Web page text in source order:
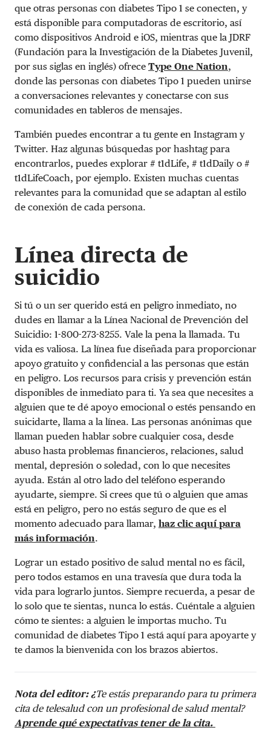
que otras personas con diabetes Tipo 1 se conecten, y
está disponible para computadoras de escritorio, así
como dispositivos Android e iOS, mientras que la JDRF
(Fundación para la Investigación de la Diabetes Juvenil,
por sus siglas en inglés) ofrece Type One Nation,
donde las personas con diabetes Tipo 1 pueden unirse
a conversaciones relevantes y conectarse con sus
comunidades en tableros de mensajes.
También puedes encontrar a tu gente en Instagram y
Twitter. Haz algunas búsquedas por hashtag para
encontrarlos, puedes explorar # t1dLife, # t1dDaily o #
t1dLifeCoach, por ejemplo. Existen muchas cuentas
relevantes para la comunidad que se adaptan al estilo
de conexión de cada persona.
Línea directa de
suicidio
Si tú o un ser querido está en peligro inmediato, no
dudes en llamar a la Línea Nacional de Prevención del
Suicidio: 1-800-273-8255. Vale la pena la llamada. Tu
vida es valiosa. La línea fue diseñada para proporcionar
apoyo gratuito y confidencial a las personas que están
en peligro. Los recursos para crisis y prevención están
disponibles de inmediato para ti. Ya sea que necesites a
alguien que te dé apoyo emocional o estés pensando en
suicidarte, llama a la línea. Las personas anónimas que
llaman pueden hablar sobre cualquier cosa, desde
abuso hasta problemas financieros, relaciones, salud
mental, depresión o soledad, con lo que necesites
ayuda. Están al otro lado del teléfono esperando
ayudarte, siempre. Si crees que tú o alguien que amas
está en peligro, pero no estás seguro de que es el
momento adecuado para llamar, haz clic aquí para
más información.
Lograr un estado positivo de salud mental no es fácil,
pero todos estamos en una travesía que dura toda la
vida para lograrlo juntos. Siempre recuerda, a pesar de
lo solo que te sientas, nunca lo estás. Cuéntale a alguien
cómo te sientes: a alguien le importas mucho. Tu
comunidad de diabetes Tipo 1 está aquí para apoyarte y
te damos la bienvenida con los brazos abiertos.
Nota del editor: ¿Te estás preparando para tu primera
cita de telesalud con un profesional de salud mental?
Aprende qué expectativas tener de la cita.